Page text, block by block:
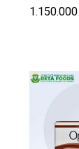
1.150.000
1.150.000